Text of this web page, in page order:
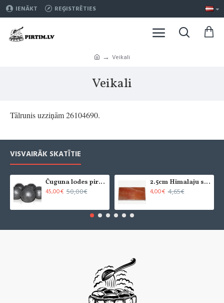
IENĀKT REĢISTRĒTIES
Veikali
Veikali
Tālrunis uzziņām 26104690.
VISVAIRĀK SKATĪTIE
Čuguna lodes pirts krāsnīm (6 gab.)
45,00€ 50,00€
2.5cm Himalaju sāls flīze - slīpēta (x1)
4,00€ 4,65€